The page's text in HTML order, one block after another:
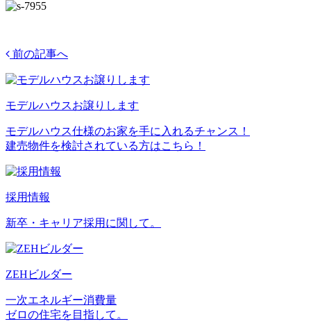
前の記事へ
モデルハウスお譲りします
モデルハウス仕様のお家を手に入れるチャンス！
建売物件を検討されている方はこちら！
採用情報
新卒・キャリア採用に関して。
ZEHビルダー
一次エネルギー消費量
ゼロの住宅を目指して。